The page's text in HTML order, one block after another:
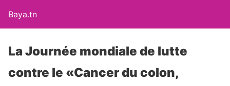
Baya.tn
La Journée mondiale de lutte
contre le «Cancer du colon,